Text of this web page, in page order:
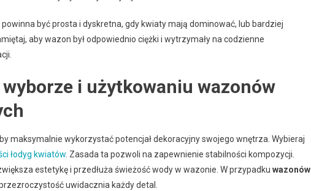
być prosta i dyskretna, gdy kwiaty mają dominować, lub bardziej
aby wazon był odpowiednio ciężki i wytrzymały na codzienne
wyborze i użytkowaniu wazonów
maksymalnie wykorzystać potencjał dekoracyjny swojego wnętrza. Wybieraj
łodyg kwiatów. Zasada ta pozwoli na zapewnienie stabilności kompozycji.
estetykę i przedłuża świeżość wody w wazonie. W przypadku wazonów
uwidacznia każdy detal.